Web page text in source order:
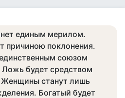
единым мерилом.
причиною поклонения.
союзом
будет средством
Женщины станут лишь
Богатый будет